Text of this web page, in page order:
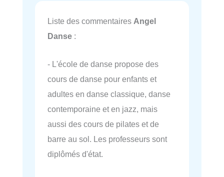
Liste des commentaires Angel
Danse :
- L'école de danse propose des
cours de danse pour enfants et
adultes en danse classique, danse
contemporaine et en jazz, mais
aussi des cours de pilates et de
barre au sol. Les professeurs sont
diplômés d'état.